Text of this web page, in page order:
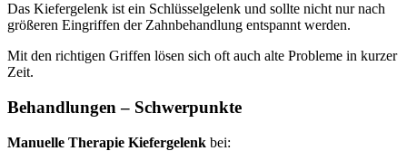
Das Kiefergelenk ist ein Schlüsselgelenk und sollte nicht nur nach
größeren Eingriffen der Zahnbehandlung entspannt werden.
Mit den richtigen Griffen lösen sich oft auch alte Probleme in kurzer
Zeit.
Behandlungen – Schwerpunkte
Manuelle Therapie Kiefergelenk bei: